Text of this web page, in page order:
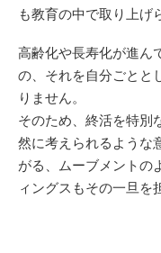
も教育の中で取り上げ
高齢化や長寿化が進ん
の、それを自分ごとと
りません。
そのため、終活を特別
然に考えられるような
がる、ムーブメントの
ィングスもその一旦を